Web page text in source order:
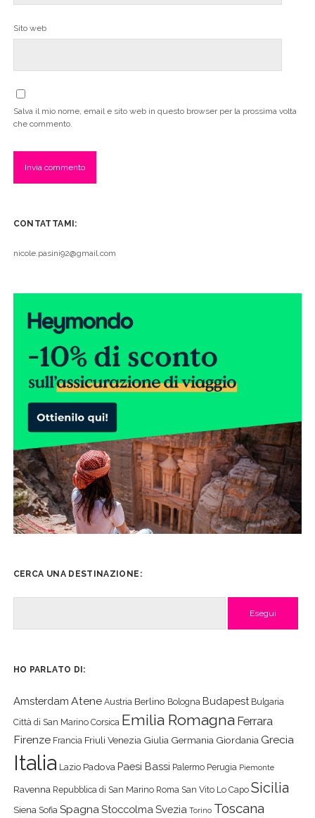
Sito web
Salva il mio nome, email e sito web in questo browser per la prossima volta
che commento.
CONTATTAMI:
nicole.pasini92@gmail.com
CERCA UNA DESTINAZIONE:
HO PARLATO DI:
Amsterdam Atene Austria Berlino Bologna Budapest Bulgaria
Città di San Marino Corsica Emilia Romagna Ferrara
Firenze Francia Friuli Venezia Giulia Germania Giordania Grecia
Italia Lazio Padova Paesi Bassi Palermo Perugia Piemonte
Ravenna Repubblica di San Marino Roma San Vito Lo Capo Sicilia
Siena Sofia SpagnaStoccolma Svezia Torino Toscana